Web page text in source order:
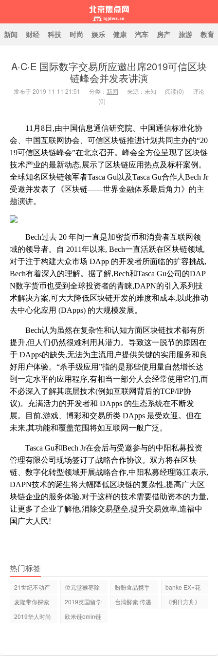
北京焦点网
新闻 财经 科技 时尚 娱乐 健康 汽车 房产 旅游 教育
A·C·E 国际数字交易所应邀出席2019可信区块
链峰会并发表讲演
发布于 2019-11-11 21:51 分类： 新闻 来源：未知 阅读(0)
评论
(0)
11月8日,由中国信息通信研究院、中国通信标准化协
会、中国互联网协会、可信区块链推进计划共同主办的“20
19可信区块链峰会”在北京召开。峰会全方位呈现了区块链
技术产业的最新动态,展示了区块链应用热点及标杆案例。
全球知名区块链领军者Tasca Gu以及Tasca Gu合作人Bech Jr
受邀并发表了《区块链——世界金融体系最后角力》的主
题演讲。
Bech过去 20 年间一直是加密货币和消费者互联网领
域的领导者。自 2011年以来, Bech一直活跃在区块链领域,
对于注于构建大众市场 DApp 的开发者所面临的扩容挑战,
Bech有着深入的理解。据了解,Bech和Tasca Gu公司的DAP
N数字货币也受到全球投资者的青睐,DAPN的引⼊系列技
术解决⽅案,可大大降低区块链开发的难度和成本,以此推动
去中⼼化应⽤ (DApps) 的⼤规模发展。
Bech认为虽然在复杂性和认知⽅⾯区块链技术都有所
提升,但⼈们仍然很难利⽤其潜⼒。导致这⼀脱节的原因在
于 DApps的缺失,⽆法为主流⽤户提供关键的实⽤服务和良
好⽤户体验。“杀⼿级应⽤”指的是那些使⽤量⾃然增长达
到⼀定⽔平的应⽤程序,有相当⼀部分⼈会经常使⽤它们,⽽
不必深⼊了解其底层技术(例如互联⽹背后的TCP/IP协
议)。充满活⼒的开发者和 DApps 的⽣态系统在不断发
展。⽬前,游戏、博彩和交易所类 DApps 最受欢迎。但在
未来,其功能和覆盖范围将如互联⽹⼀般⼴泛。
Tasca Gu和Bech Jr在会后与受邀参与的中阳私募投资
管理有限公司现场签订了战略合作协议。双方将在区块
链、数字化转型领域开展战略合作,中阳私募经理陈江表示,
DAPN技术的诞生将大幅降低区块链的复杂性,提高广大区
块链企业的服务体验,对于这样的技术需要借助资本的力量,
让更多了企业了解他,消除交易壁垒,提升交易效率,造福中
国广大人民!
热门标签
21世纪不动产
位元堂猴枣除
盼盼食品携手
banke EX=花
回，
麦隆带你探索
2019英国留学
台湾酵素:传递
《明日方舟》
2019华人时尚
欧米链omin链